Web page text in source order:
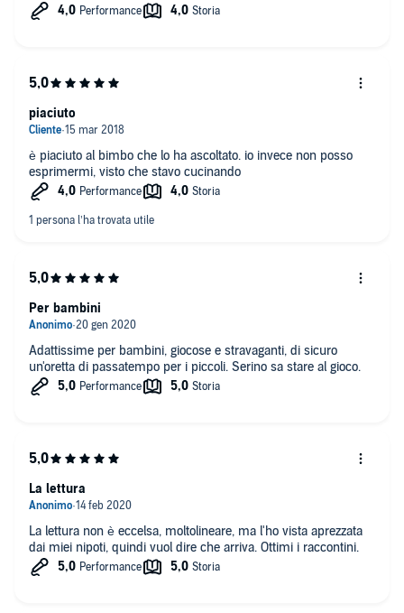
è piaciuto al bimbo che lo ha ascoltato. io invece non posso
esprimermi, visto che stavo cucinando
piaciuto
Adattissime per bambini, giocose e stravaganti, di sicuro
un'oretta di passatempo per i piccoli. Serino sa stare al gioco.
Per bambini
La lettura non è eccelsa, moltolineare, ma l'ho vista aprezzata
dai miei nipoti, quindi vuol dire che arriva. Ottimi i raccontini.
La lettura